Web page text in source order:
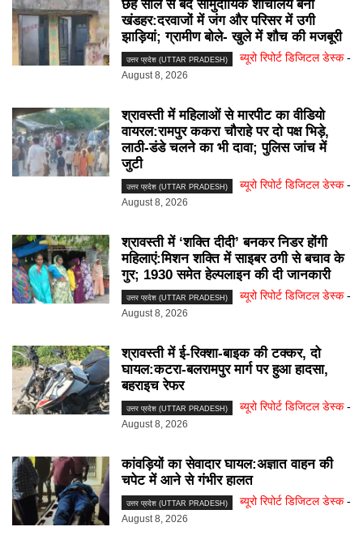
छह साल से बंद सामुदायिक शौचालय बना
खंडहर:दरवाजों में जंग और परिसर में उगी
झाड़ियां; ग्रामीण बोले- खुले में शौच की मजबूरी
उत्तर प्रदेश (UTTAR PRADESH) ब्यूरो रिपोर्ट डिजिटल डेस्क -
August 8, 2026
श्रावस्ती में महिलाओं से मारपीट का वीडियो
वायरल:रामपुर ककरा चौराहे पर दो पक्ष भिड़े,
लाठी-डंडे चलने का भी दावा; पुलिस जांच में
जुटी
उत्तर प्रदेश (UTTAR PRADESH) ब्यूरो रिपोर्ट डिजिटल डेस्क -
August 8, 2026
श्रावस्ती में ‘शक्ति दीदी’ बनकर निडर होंगी
महिलाएं:मिशन शक्ति में साइबर ठगी से बचाव के
गुर; 1930 समेत हेल्पलाइन की दी जानकारी
उत्तर प्रदेश (UTTAR PRADESH) ब्यूरो रिपोर्ट डिजिटल डेस्क -
August 8, 2026
श्रावस्ती में ई-रिक्शा-बाइक की टक्कर, दो
घायल:कटरा-बलरामपुर मार्ग पर हुआ हादसा,
बहराइच रेफर
उत्तर प्रदेश (UTTAR PRADESH) ब्यूरो रिपोर्ट डिजिटल डेस्क -
August 8, 2026
कांवड़ियों का सेवादार घायल:अज्ञात वाहन की
चपेट में आने से गंभीर हालत
उत्तर प्रदेश (UTTAR PRADESH) ब्यूरो रिपोर्ट डिजिटल डेस्क -
August 8, 2026